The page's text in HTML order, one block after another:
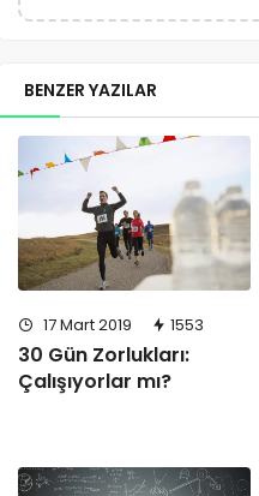
BENZER YAZILAR
17 Mart 2019 1553
30 Gün Zorlukları:
Çalışıyorlar mı?